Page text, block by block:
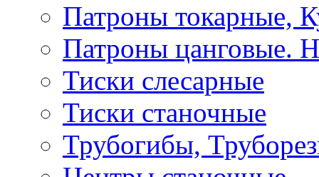
Патроны токарные,
Патроны цанговые.
Тиски слесарные
Тиски станочные
Трубогибы,